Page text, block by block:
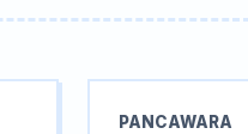
PANCAWARA